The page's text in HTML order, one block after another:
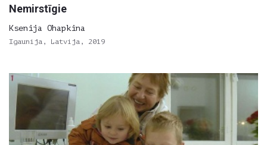
Nemirstīgie
Ksenija Ohapkina
Igaunija, Latvija, 2019